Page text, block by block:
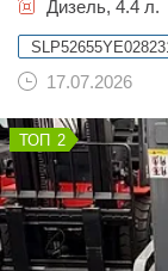
Дизель, 4.4 л.
17.07.2026
2